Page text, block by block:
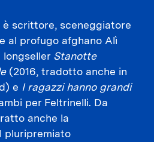
è scrittore, sceneggiatore
al profugo afghano Alì
longseller Stanotte
(2016, tradotto anche in
e I ragazzi hanno grandi
per Feltrinelli. Da
anche la
pluripremiato